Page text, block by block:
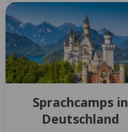
Sprachcamps in
Deutschland